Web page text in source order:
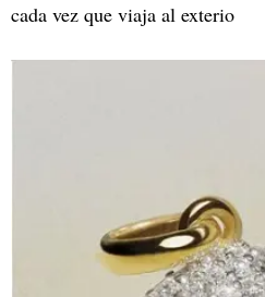
cada vez que viaja al exterio